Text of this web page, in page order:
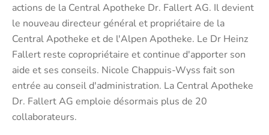
actions de la Central Apotheke Dr. Fallert AG. Il devient
le nouveau directeur général et propriétaire de la
Central Apotheke et de l'Alpen Apotheke. Le Dr Heinz
Fallert reste copropriétaire et continue d'apporter son
aide et ses conseils. Nicole Chappuis-Wyss fait son
entrée au conseil d'administration. La Central Apotheke
Dr. Fallert AG emploie désormais plus de 20
collaborateurs.